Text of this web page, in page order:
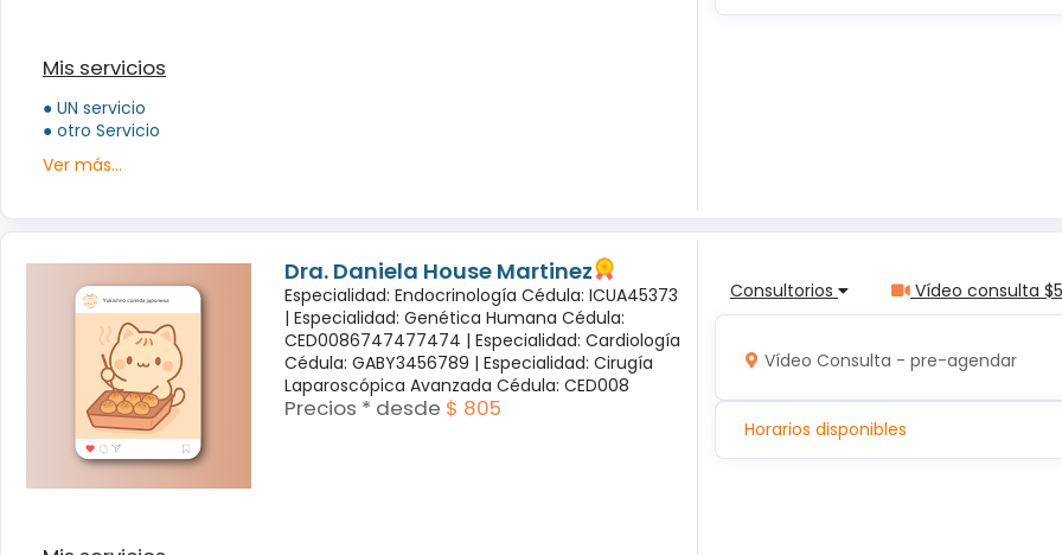
Mis servicios
● UN servicio
● otro Servicio
Ver más...
Dra. Daniela House Martinez
Especialidad: Endocrinología Cédula: ICUA45373
| Especialidad: Genética Humana Cédula:
CED0086747477474 | Especialidad: Cardiología
Cédula: GABY3456789 | Especialidad: Cirugía
Laparoscópica Avanzada Cédula: CED008
Precios * desde $ 805
Consultorios Vídeo consulta
Vídeo Consulta - pre-agendar
Horarios disponibles